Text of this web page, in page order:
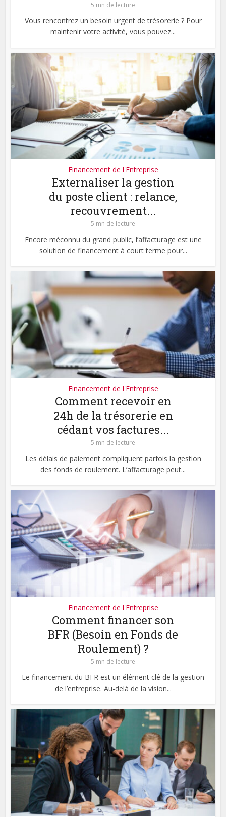
5 mn de lecture
Vous rencontrez un besoin urgent de trésorerie ? Pour
maintenir votre activité, vous pouvez...
Financement de l'Entreprise
Externaliser la gestion
du poste client : relance,
recouvrement...
5 mn de lecture
Encore méconnu du grand public, l’affacturage est une
solution de financement à court terme pour...
Financement de l'Entreprise
Comment recevoir en
24h de la trésorerie en
cédant vos factures...
5 mn de lecture
Les délais de paiement compliquent parfois la gestion
des fonds de roulement. L’affacturage peut...
Financement de l'Entreprise
Comment financer son
BFR (Besoin en Fonds de
Roulement) ?
5 mn de lecture
Le financement du BFR est un élément clé de la gestion
de l’entreprise. Au-delà de la vision...